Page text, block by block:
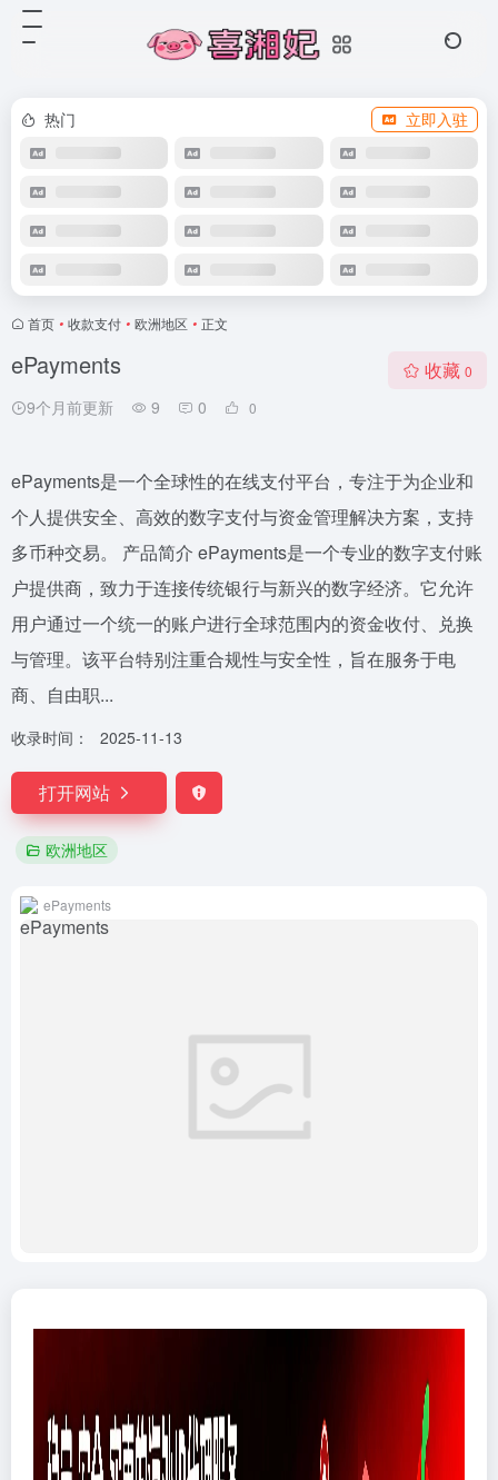
热门 立即入驻
首页 • 收款支付 • 欧洲地区 • 正文
ePayments
9个月前更新 9 0 0
收藏 0
ePayments是一个全球性的在线支付平台，专注于为企业和
个人提供安全、高效的数字支付与资金管理解决方案，支持
多币种交易。 产品简介 ePayments是一个专业的数字支付账
户提供商，致力于连接传统银行与新兴的数字经济。它允许
用户通过一个统一的账户进行全球范围内的资金收付、兑换
与管理。该平台特别注重合规性与安全性，旨在服务于电
商、自由职...
收录时间： 2025-11-13
打开网站
欧洲地区
ePayments